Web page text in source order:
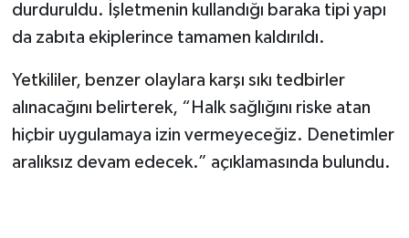
durduruldu. İşletmenin kullandığı baraka tipi yapı
da zabıta ekiplerince tamamen kaldırıldı.
Yetkililer, benzer olaylara karşı sıkı tedbirler
alınacağını belirterek, “Halk sağlığını riske atan
hiçbir uygulamaya izin vermeyeceğiz. Denetimler
aralıksız devam edecek.” açıklamasında bulundu.
SİVİL TOPLUM
SEÇİM 2014
KİM KİMDİR